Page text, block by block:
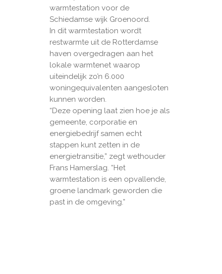
warmtestation voor de
Schiedamse wijk Groenoord.
In dit warmtestation wordt
restwarmte uit de Rotterdamse
haven overgedragen aan het
lokale warmtenet waarop
uiteindelijk zo’n 6.000
woningequivalenten aangesloten
kunnen worden.
“Deze opening laat zien hoe je als
gemeente, corporatie en
energiebedrijf samen echt
stappen kunt zetten in de
energietransitie,” zegt wethouder
Frans Hamerslag. “Het
warmtestation is een opvallende,
groene landmark geworden die
past in de omgeving.”